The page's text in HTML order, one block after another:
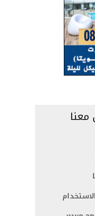
معنا